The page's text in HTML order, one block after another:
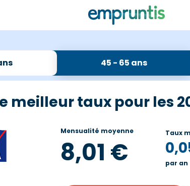
45 - 65 ans
meilleur taux pour les
Mensualité moyenne
8,01 €
Taux
par an